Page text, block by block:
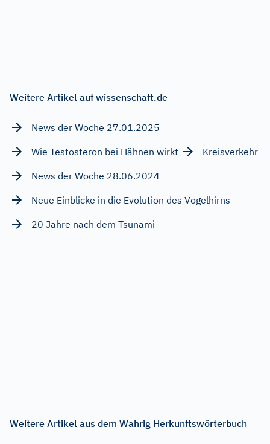
Weitere Artikel auf wissenschaft.de
News der Woche 27.01.2025
Wie Testosteron bei Hähnen wirkt
Kreisverkehr
News der Woche 28.06.2024
Neue Einblicke in die Evolution des Vogelhirns
20 Jahre nach dem Tsunami
Weitere Artikel aus dem Wahrig Herkunftswörterbuch